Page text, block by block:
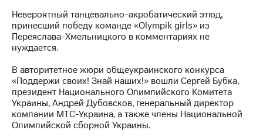
"МТС"
Собрания
акционеров
Личный
акционера
Акционерный
капитал
Контроль
и
аудит
Невероятный танцевально-акробатический этюд,
принесший победу команде «Olympik girls» из
Переяслава-Хмельницкого в комментариях не
нуждается.
В авторитетное жюри общеукраинского конкурса
«Поддержи своих! Знай наших!» вошли Сергей Бубка,
президент Национального Олимпийского Комитета
Украины, Андрей Дубовсков, генеральный директор
компании МТС-Украина, а также члены Национальной
Олимпийской сборной Украины.